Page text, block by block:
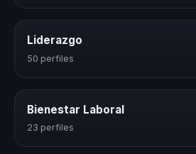
Liderazgo
50 perfiles
Bienestar Laboral
23 perfiles